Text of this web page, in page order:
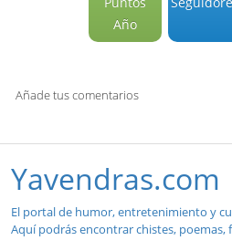
Año
Añade tus comentarios
Yavendras.com
El portal de humor, entretenimiento y
Aquí podrás encontrar chistes, poemas,